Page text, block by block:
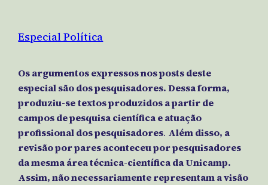
Especial Política
Os argumentos expressos nos posts deste
especial são dos pesquisadores. Dessa forma,
produziu-setextos produzidos a partir de
campos de pesquisa científica e atuação
profissional dos pesquisadores. Além disso, a
revisão por pares aconteceu por pesquisadores
da mesma área técnica-científica da Unicamp.
Assim, não necessariamente representam a visão